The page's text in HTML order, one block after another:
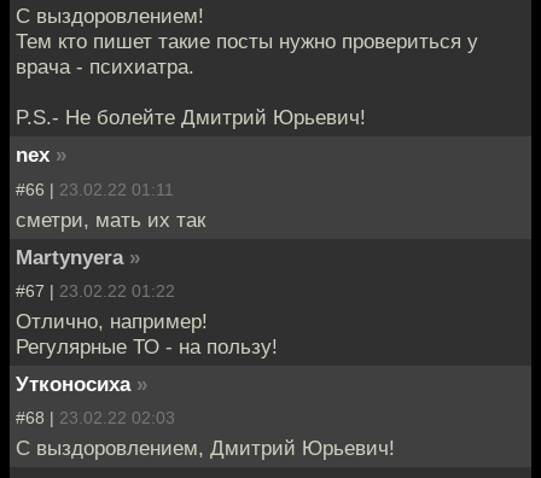
С выздоровлением!
Тем кто пишет такие посты нужно провериться у
врача - психиатра.
P.S.- Не болейте Дмитрий Юрьевич!
nex »
#66 | 23.02.22 01:11
сметри, мать их так
Martynyera »
#67 | 23.02.22 01:22
Отлично, например!
Регулярные ТО - на пользу!
Утконосиха »
#68 | 23.02.22 02:03
С выздоровлением, Дмитрий Юрьевич!